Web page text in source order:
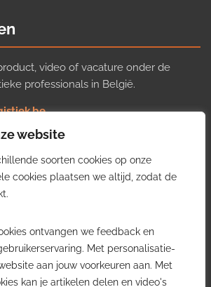
website
soorten cookies op onze
cookies plaatsen we altijd, zodat de
ontvangen we feedback en
Met personalisatie-
aan jouw voorkeuren aan. Met
kan je artikelen delen en video's
video of vacature onder de
professionals in België.
update
logistieke sector in uw inbox.
Ontvang je gratis
wekelijkse update